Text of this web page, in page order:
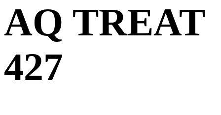
AQ TREAT
427